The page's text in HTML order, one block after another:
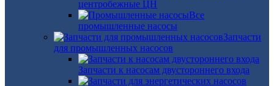
центробежные ЦН
Все
промышленные насосы
Запчасти
для промышленных насосов
Запчасти к насосам двустороннего входа